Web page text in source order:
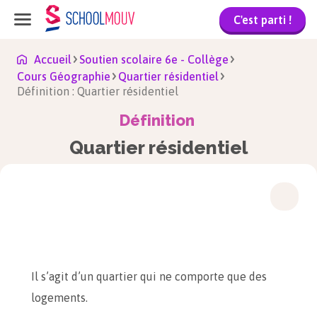
C'est parti !
Accueil
Soutien scolaire 6e - Collège
Cours Géographie
Quartier résidentiel
Définition : Quartier résidentiel
Définition
Quartier résidentiel
Il s’agit d’un quartier qui ne comporte que des
logements.